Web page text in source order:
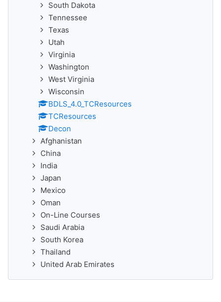
South Dakota
Tennessee
Texas
Utah
Virginia
Washington
West Virginia
Wisconsin
BDLS_4.0_TCResources
TCResources
Decon
Afghanistan
China
India
Japan
Mexico
Oman
On-Line Courses
Saudi Arabia
South Korea
Thailand
United Arab Emirates